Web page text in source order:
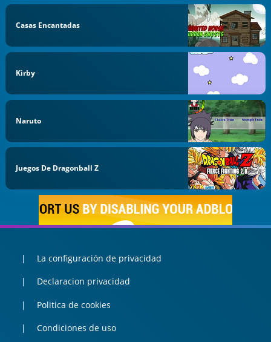
Casas Encantadas
Kirby
Naruto
Juegos De Dragonball Z
La configuración de privacidad
Declaracion privacidad
Politica de cookies
Condiciones de uso